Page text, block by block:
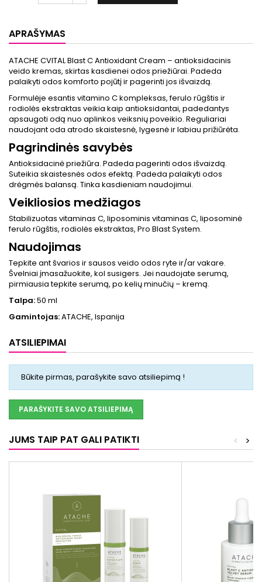
APRAŠYMAS
ATACHE CVITAL Blast C Antioxidant Cream – antioksidacinis
veido kremas, skirtas kasdienei odos priežiūrai. Padeda
palaikyti odos komforto pojūtį ir pagerinti jos išvaizdą.
Formulėje esantis vitamino C kompleksas, ferulo rūgštis ir
rodiolės ekstraktas veikia kaip antioksidantai, padedantys
apsaugoti odą nuo aplinkos veiksnių poveikio. Reguliariai
naudojant oda atrodo skaistesnė, lygesnė ir labiau prižiūrėta.
Pagrindinės savybės
Antioksidacinė priežiūra. Padeda pagerinti odos išvaizdą.
Suteikia skaistesnės odos efektą. Padeda palaikyti odos
drėgmės balansą. Tinka kasdieniam naudojimui.
Veikliosios medžiagos
Stabilizuotas vitaminas C, liposominis vitaminas C, liposominė
ferulo rūgštis, rodiolės ekstraktas, Pro Blast System.
Naudojimas
Tepkite ant švarios ir sausos veido odos ryte ir/ar vakare.
Švelniai įmasažuokite, kol susigers. Jei naudojate serumą,
pirmiausia tepkite serumą, po kelių minučių – kremą.
Talpa:50 ml
Gamintojas:ATACHE, Ispanija
ATSILIEPIMAI
Būkite pirmas, parašykite savo atsiliepimą !
PARAŠYKITE SAVO ATSILIEPIMĄ
JUMS TAIP PAT GALI PATIKTI >
<